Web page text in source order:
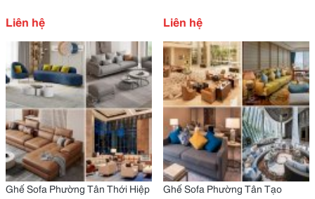
Liên hệ Liên hệ
Ghế Sofa Phường Tân Thới Hiệp Ghế Sofa Phường Tân Tạo